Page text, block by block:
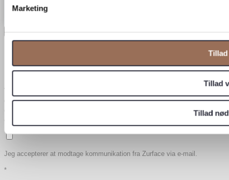
Marketing
Tillad
Tillad
Tillad
Fragtpris vises ved kassen
Forsæt med at handle
E-mail*
Ved at indtaste din e-mailadresse giver du samtykke til, at vi må bruge
den til at sende dig nyheder, tilbud og anden markedsføring. Du kan til
enhver tid trække dit samtykke tilbage via afmeldingslinket i vores e-mails
Jeg accepterer at modtage kommunikation fra Zurface via e-mail.
*